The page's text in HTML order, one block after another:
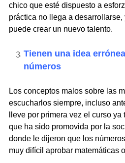
chico que esté dispuesto a
práctica no llega a
puede crear un nuevo talento.
Tienen una idea
números
Los conceptos malos sobre las
escucharlos siempre, incluso
lleve por primera vez el curso
que ha sido promovida por la
donde le dijeron que los
muy difícil aprobar matemáticas